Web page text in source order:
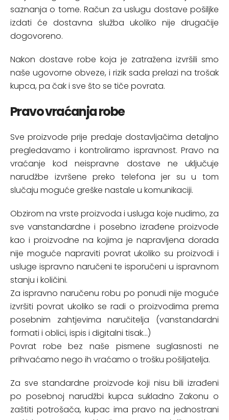
saznanja o tome. Račun za uslugu dostave pošiljke
izdati će dostavna služba ukoliko nije drugačije
dogovoreno.
Nakon dostave robe koja je zatražena izvršili smo
naše ugovorne obveze, i rizik sada prelazi na trošak
kupca, pa čak i sve što se tiče povrata.
Pravo vraćanja robe
Sve proizvode prije predaje dostavljačima detaljno
pregledavamo i kontroliramo ispravnost. Pravo na
vraćanje kod neispravne dostave ne uključuje
narudžbe izvršene preko telefona jer su u tom
slučaju moguće greške nastale u komunikaciji.
Obzirom na vrste proizvoda i usluga koje nudimo, za
sve vanstandardne i posebno izrađene proizvode
kao i proizvodne na kojima je napravljena dorada
nije moguće napraviti povrat ukoliko su proizvodi i
usluge ispravno naručeni te isporučeni u ispravnom
stanju i količini.
Za ispravno naručenu robu po ponudi nije moguće
izvršiti povrat ukoliko se radi o proizvodima prema
posebnim zahtjevima naručitelja (vanstandardni
formati i oblici, ispis i digitalni tisak...)
Povrat robe bez naše pismene suglasnosti ne
prihvaćamo nego ih vraćamo o trošku pošiljatelja.
Za sve standardne proizvode koji nisu bili izrađeni
po posebnoj narudžbi kupca sukladno Zakonu o
zaštiti potrošača, kupac ima pravo na jednostrani